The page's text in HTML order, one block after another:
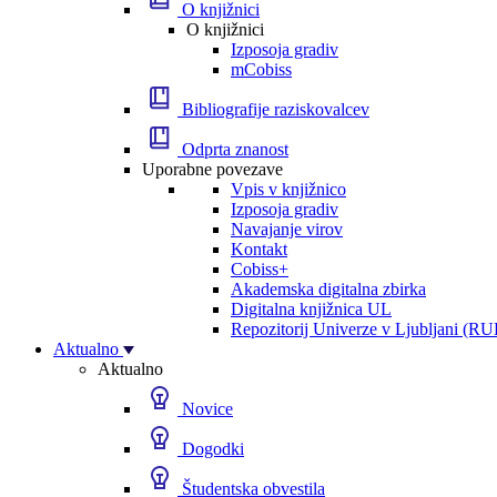
O knjižnici
O knjižnici
Izposoja gradiv
mCobiss
Bibliografije raziskovalcev
Odprta znanost
Uporabne povezave
Vpis v knjižnico
Izposoja gradiv
Navajanje virov
Kontakt
Cobiss+
Akademska digitalna zbirka
Digitalna knjižnica UL
Repozitorij Univerze v Ljubljani
Aktualno
Aktualno
Novice
Dogodki
Študentska obvestila